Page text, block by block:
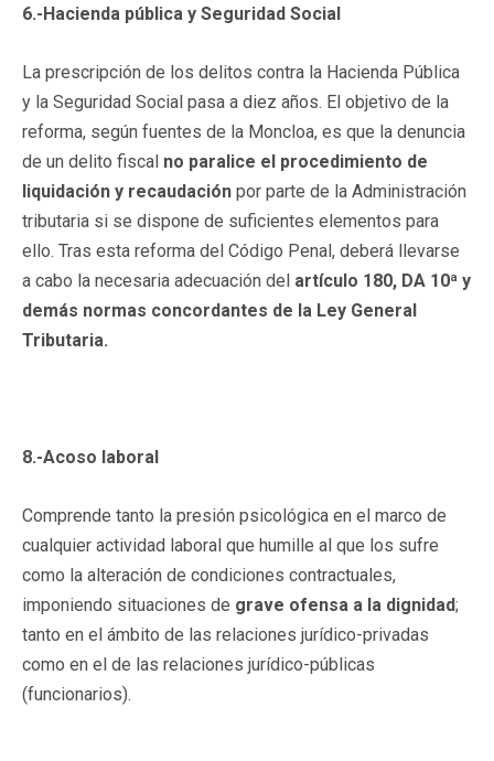
6.-Hacienda pública y Seguridad Social
La prescripción de los delitos contra la Hacienda Pública
y la Seguridad Social pasa a diez años. El objetivo de la
reforma, según fuentes de la Moncloa, es que la denuncia
de un delito fiscal no paralice el procedimiento de
liquidación y recaudación por parte de la Administración
tributaria si se dispone de suficientes elementos para
ello. Tras esta reforma del Código Penal, deberá llevarse
a cabo la necesaria adecuación del artículo 180, DA 10ª y
demás normas concordantes de la Ley General
Tributaria.
8.-Acoso laboral
Comprende tanto la presión psicológica en el marco de
cualquier actividad laboral que humille al que los sufre
como la alteración de condiciones contractuales,
imponiendo situaciones de grave ofensa a la dignidad;
tanto en el ámbito de las relaciones jurídico-privadas
como en el de las relaciones jurídico-públicas
(funcionarios).